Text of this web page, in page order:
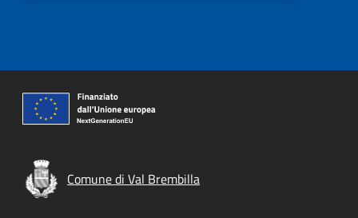
Comune di Val Brembilla